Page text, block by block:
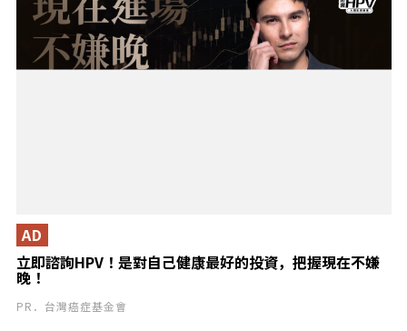
立即諮詢HPV！是對自己健康最好的投資，把握現在不嫌
晚！
AD
PR．台灣癌症基金會